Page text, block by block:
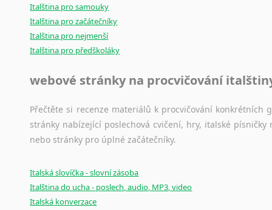
Italština pro samouky
Italština pro začátečníky
Italština pro nejmenší
Italština pro předškoláky
webové stránky na procvičování
Přečtěte si recenze materiálů k procvičování
stránky nabízející poslechová cvičení, hry, italské
nebo stránky pro úplné začátečníky.
Italská slovíčka - slovní zásoba
Italština do ucha - poslech, audio, MP3, video
Italská konverzace